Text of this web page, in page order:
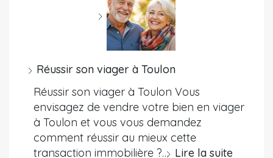
Réussir son viager à Toulon
Réussir son viager à Toulon Vous
envisagez de vendre votre bien en viager
à Toulon et vous vous demandez
comment réussir au mieux cette
transaction immobilière ?… Lire la suite